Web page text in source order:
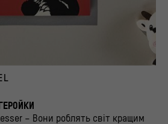
Published by Greystone Books Ltd. / Stiftung
– Вони роблять світ кращим